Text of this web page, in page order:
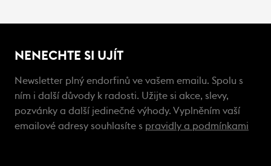
NENECHTE SI UJÍT
Newsletter plný endorfinů ve vašem emailu. Spolu s
ním i další důvody k radosti. Užijte si akce, slevy,
pozvánky a další jedinečné výhody. Vyplněním vaší
emailové adresy souhlasíte s pravidly a podmínkami